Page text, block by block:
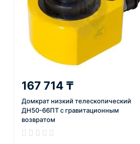
167 714 ₸
Домкрат низкий телескопический
ДН50-66ПТ c гравитационным
возвратом